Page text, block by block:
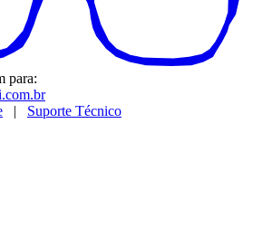
para:
| Suporte Técnico